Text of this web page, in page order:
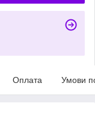
Оплата Умови